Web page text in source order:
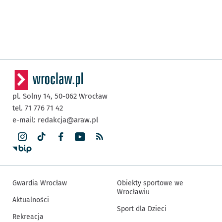
pl. Solny 14, 50-062 Wrocław
tel. 71 776 71 42
e-mail: redakcja@araw.pl
Gwardia Wrocław
Aktualności
Rekreacja
Obiekty sportowe we
Wrocławiu
Sport dla Dzieci